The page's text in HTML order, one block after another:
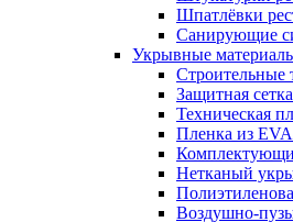
Шпатлёвки
Санирующие
Укрывные
Строительные
Защитная
Техническая
Пленка из
Нетканый
Воздушно-